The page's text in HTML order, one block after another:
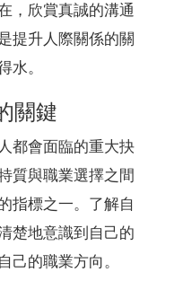
，欣賞真誠的溝通
提升人際關係的關
水。
關鍵
都會面臨的重大抉
質與職業選擇之間
指標之一。了解自
楚地意識到自己的
己的職業方向。